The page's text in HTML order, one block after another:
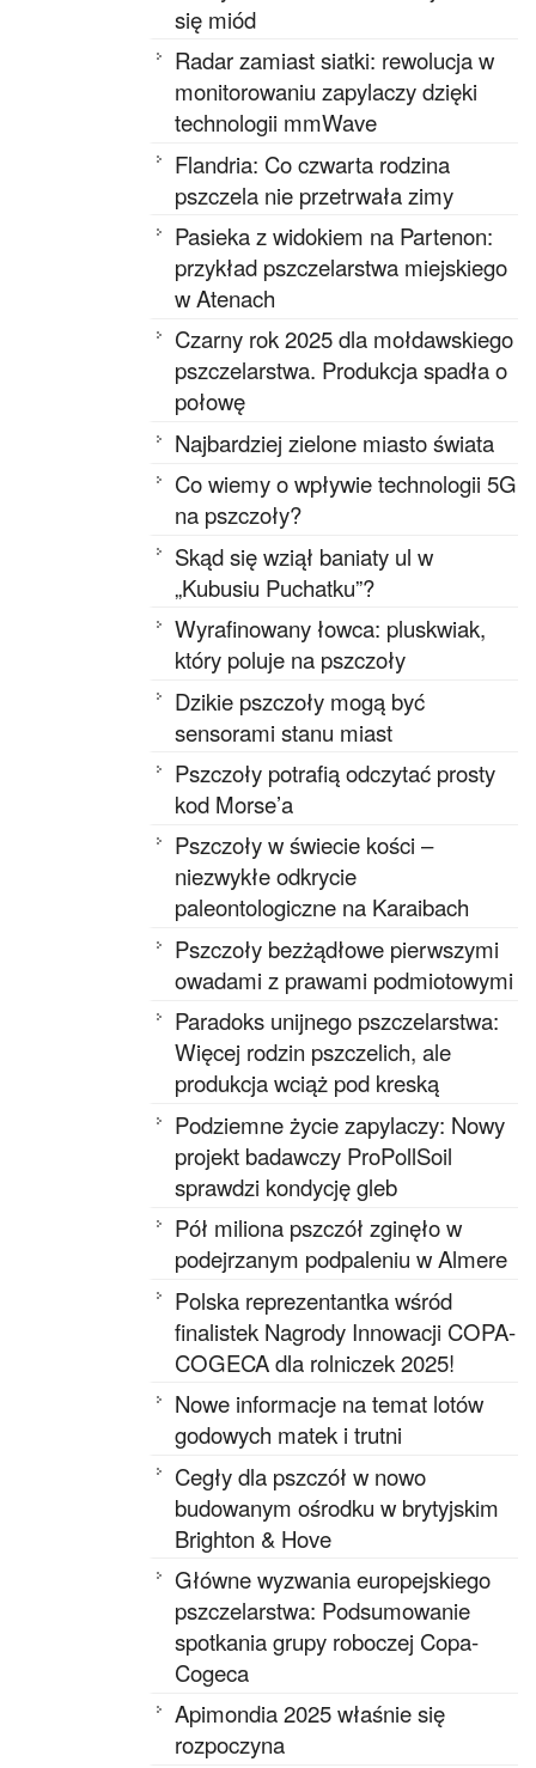
się miód
Radar zamiast siatki: rewolucja w
monitorowaniu zapylaczy dzięki
technologii mmWave
Flandria: Co czwarta rodzina
pszczela nie przetrwała zimy
Pasieka z widokiem na Partenon:
przykład pszczelarstwa miejskiego
w Atenach
Czarny rok 2025 dla mołdawskiego
pszczelarstwa. Produkcja spadła o
połowę
Najbardziej zielone miasto świata
Co wiemy o wpływie technologii 5G
na pszczoły?
Skąd się wziął baniaty ul w
„Kubusiu Puchatku”?
Wyrafinowany łowca: pluskwiak,
który poluje na pszczoły
Dzikie pszczoły mogą być
sensorami stanu miast
Pszczoły potrafią odczytać prosty
kod Morse’a
Pszczoły w świecie kości –
niezwykłe odkrycie
paleontologiczne na Karaibach
Pszczoły bezżądłowe pierwszymi
owadami z prawami podmiotowymi
Paradoks unijnego pszczelarstwa:
Więcej rodzin pszczelich, ale
produkcja wciąż pod kreską
Podziemne życie zapylaczy: Nowy
projekt badawczy ProPollSoil
sprawdzi kondycję gleb
Pół miliona pszczół zginęło w
podejrzanym podpaleniu w Almere
Polska reprezentantka wśród
finalistek Nagrody Innowacji COPA-
COGECA dla rolniczek 2025!
Nowe informacje na temat lotów
godowych matek i trutni
Cegły dla pszczół w nowo
budowanym ośrodku w brytyjskim
Brighton & Hove
Główne wyzwania europejskiego
pszczelarstwa: Podsumowanie
spotkania grupy roboczej Copa-
Cogeca
Apimondia 2025 właśnie się
rozpoczyna